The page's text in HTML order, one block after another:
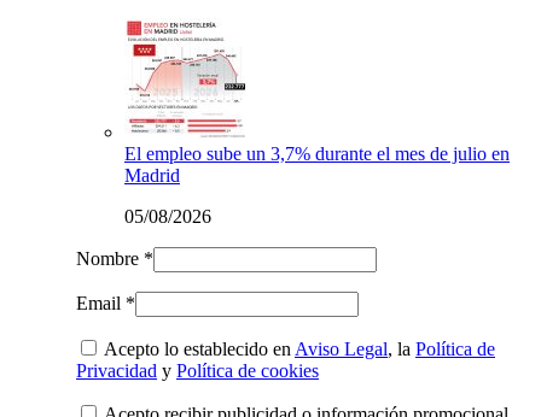
El empleo sube un 3,7% durante el mes de julio en
Madrid
05/08/2026
Nombre *
Email *
Acepto lo establecido en Aviso Legal, la Política de
Privacidad y Política de cookies